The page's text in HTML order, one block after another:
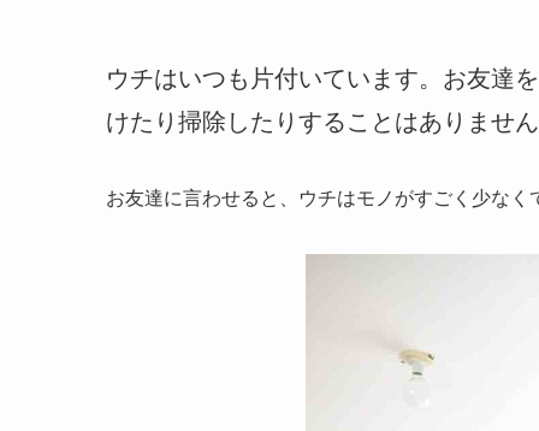
ウチはいつも片付いています。お友達
けたり掃除したりすることはありませ
お友達に言わせると、ウチはモノがすごく少な